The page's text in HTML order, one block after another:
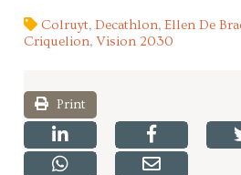
Colruyt,Decathlon,Ellen De
Criquelion,Vision 2030
Print